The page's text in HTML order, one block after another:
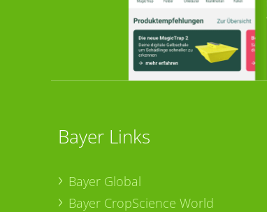
Bayer Links
Bayer Global
Bayer CropScience World